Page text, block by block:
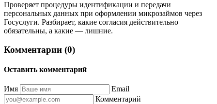
Проверяет процедуры идентификации и передачи
персональных данных при оформлении микрозаймов через
Госуслуги. Разбирает, какие согласия действительно
обязательны, а какие — лишние.
Комментарии (0)
Оставить комментарий
Имя
Email
Комментарий